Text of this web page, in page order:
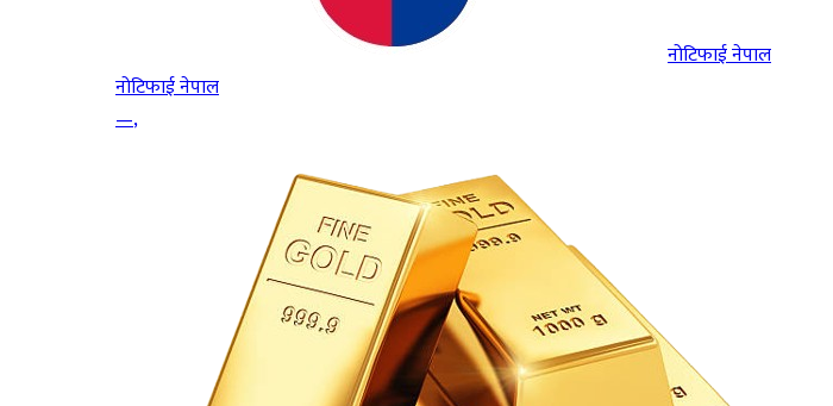
नोटिफाई नेपाल
नोटिफाई नेपाल
—,